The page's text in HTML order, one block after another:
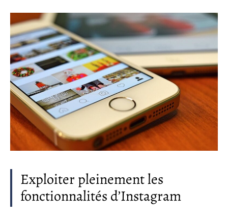
Exploiter pleinement les
fonctionnalités d’Instagram